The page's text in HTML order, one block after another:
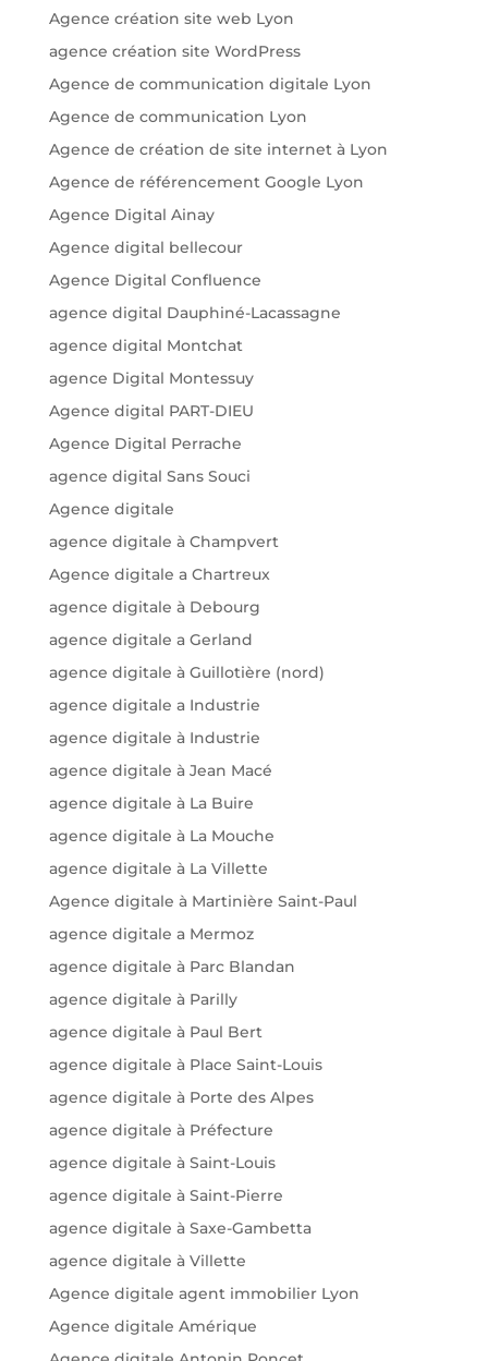
Agence création site web Lyon
agence création site WordPress
Agence de communication digitale Lyon
Agence de communication Lyon
Agence de création de site internet à Lyon
Agence de référencement Google Lyon
Agence Digital Ainay
Agence digital bellecour
Agence Digital Confluence
agence digital Dauphiné-Lacassagne
agence digital Montchat
agence Digital Montessuy
Agence digital PART-DIEU
Agence Digital Perrache
agence digital Sans Souci
Agence digitale
agence digitale à Champvert
Agence digitale a Chartreux
agence digitale à Debourg
agence digitale a Gerland
agence digitale à Guillotière (nord)
agence digitale a Industrie
agence digitale à Industrie
agence digitale à Jean Macé
agence digitale à La Buire
agence digitale à La Mouche
agence digitale à La Villette
Agence digitale à Martinière Saint-Paul
agence digitale a Mermoz
agence digitale à Parc Blandan
agence digitale à Parilly
agence digitale à Paul Bert
agence digitale à Place Saint-Louis
agence digitale à Porte des Alpes
agence digitale à Préfecture
agence digitale à Saint-Louis
agence digitale à Saint-Pierre
agence digitale à Saxe-Gambetta
agence digitale à Villette
Agence digitale agent immobilier Lyon
Agence digitale Amérique